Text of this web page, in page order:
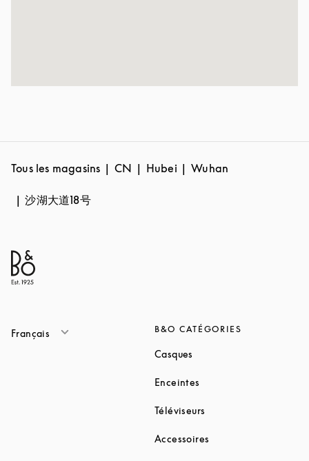
Tous les magasins CN Hubei Wuhan
沙湖大道18号
Français B&O CATÉGORIES
Casques
Enceintes
Téléviseurs
Accessoires